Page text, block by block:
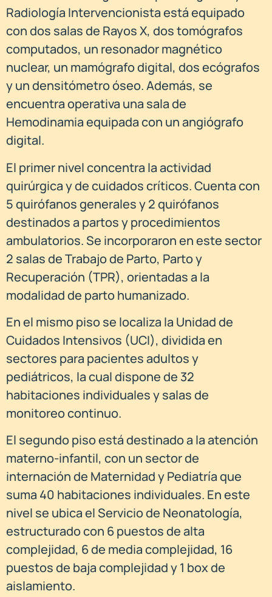
Radiología Intervencionista está equipado
con dos salas de Rayos X, dos tomógrafos
computados, un resonador magnético
nuclear, un mamógrafo digital, dos ecógrafos
y un densitómetro óseo. Además, se
encuentra operativa una sala de
Hemodinamia equipada con un angiógrafo
digital.
El primer nivel concentra la actividad
quirúrgica y de cuidados críticos. Cuenta con
5 quirófanos generales y 2 quirófanos
destinados a partos y procedimientos
ambulatorios. Se incorporaron en este sector
2 salas de Trabajo de Parto, Parto y
Recuperación (TPR), orientadas a la
modalidad de parto humanizado.
En el mismo piso se localiza la Unidad de
Cuidados Intensivos (UCI), dividida en
sectores para pacientes adultos y
pediátricos, la cual dispone de 32
habitaciones individuales y salas de
monitoreo continuo.
El segundo piso está destinado a la atención
materno-infantil, con un sector de
internación de Maternidad y Pediatría que
suma 40 habitaciones individuales. En este
nivel se ubica el Servicio de Neonatología,
estructurado con 6 puestos de alta
complejidad, 6 de media complejidad, 16
puestos de baja complejidad y 1 box de
aislamiento.